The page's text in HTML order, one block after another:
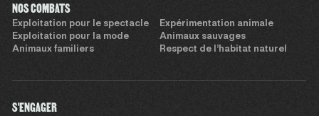
NOS COMBATS
Exploitation pour le spectacle
Expérimentation animale
Exploitation pour la mode
Animaux sauvages
Animaux familiers
Respect de l’habitat naturel
S'ENGAGER